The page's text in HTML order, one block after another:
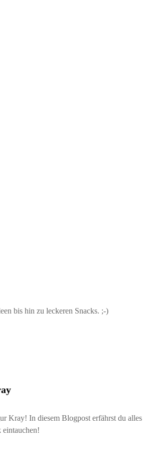
bis hin zu leckeren Snacks. ;-)
In diesem Blogpost erfährst du
eintauchen!